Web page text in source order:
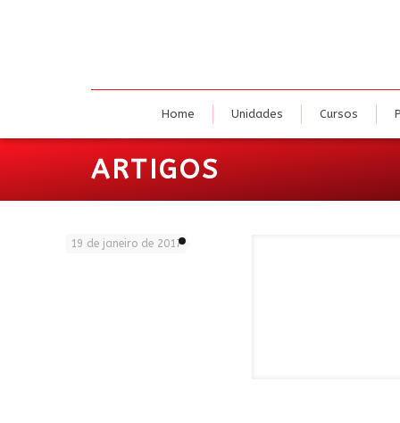
Home Unidades Cursos
ARTIGOS
19 de janeiro de 2017